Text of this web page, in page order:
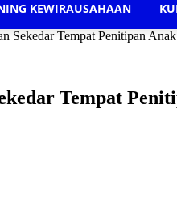
KEWIRAUSAHAAN
Sekedar Tempat Penitipan Anak
Tempat